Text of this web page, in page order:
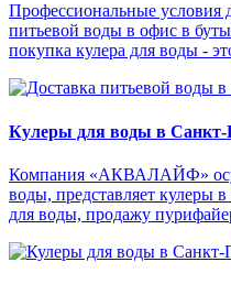
Профессиональные условия
питьевой воды в офис в
покупка кулера для воды -
Кулеры для воды в Санкт-
Компания «АКВАЛАЙФ»
воды, представляет кулеры
для воды, продажу